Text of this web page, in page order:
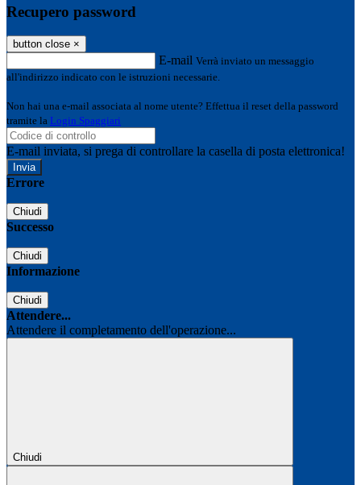
Recupero password
button close ×
E-mail Verrà inviato un messaggio
all'indirizzo indicato con le istruzioni necessarie.
Non hai una e-mail associata al nome utente? Effettua il reset della password
tramite la Login Spaggiari
E-mail inviata, si prega di controllare la casella di posta elettronica!
Errore
Chiudi
Successo
Chiudi
Informazione
Chiudi
Attendere...
Attendere il completamento dell'operazione...
Chiudi